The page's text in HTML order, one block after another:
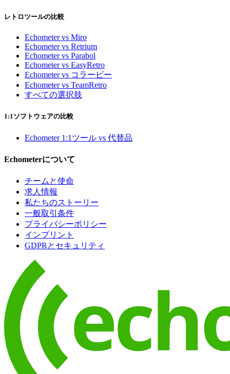
レトロツールの比較
Echometer vs Miro
Echometer vs Retrium
Echometer vs Parabol
Echometer vs EasyRetro
Echometer vs コラービー
Echometer vs TeamRetro
すべての選択肢
1:1ソフトウェアの比較
Echometer 1:1ツール vs 代替品
Echometerについて
チームと使命
求人情報
私たちのストーリー
一般取引条件
プライバシーポリシー
インプリント
GDPRとセキュリティ